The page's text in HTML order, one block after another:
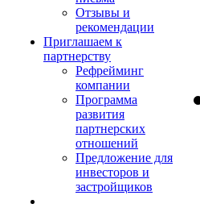
Отзывы и
рекомендации
Приглашаем к
партнерству
Рефрейминг
компании
Программа
развития
партнерских
отношений
Предложение для
инвесторов и
застройщиков